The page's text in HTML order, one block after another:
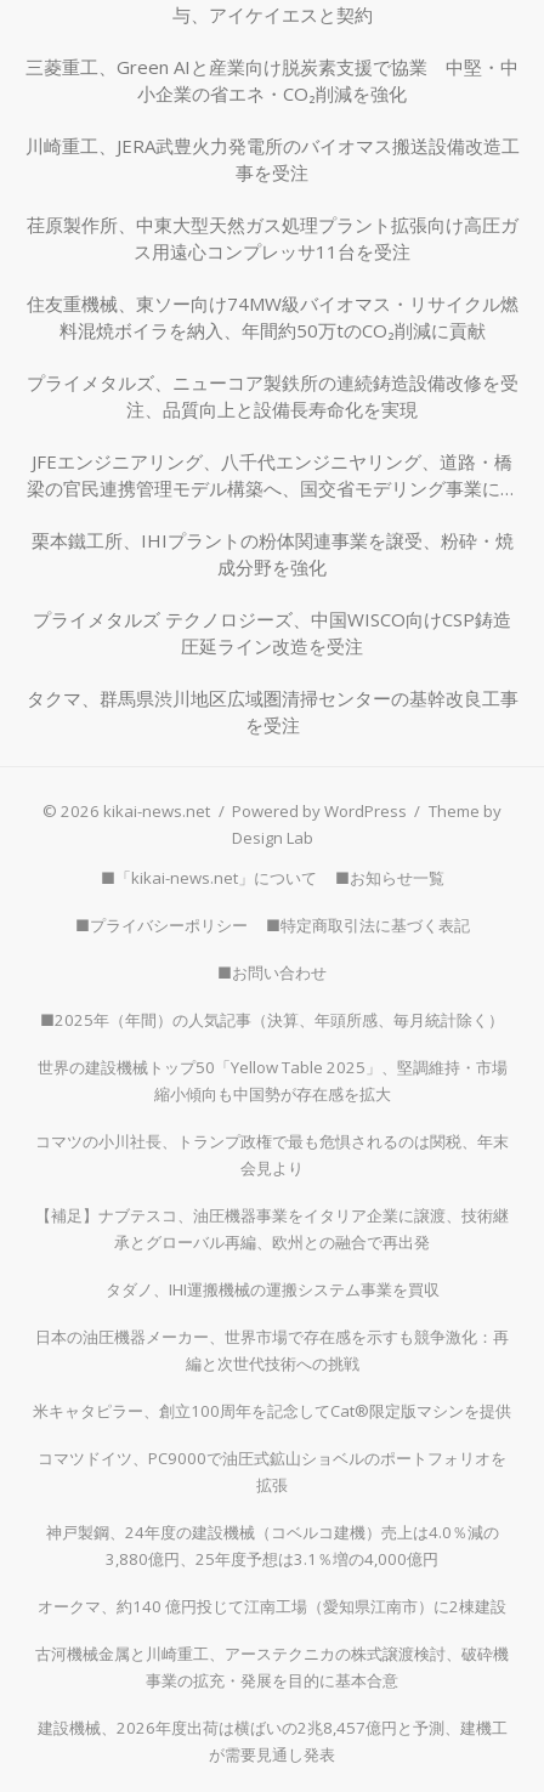
与、アイケイエスと契約
三菱重工、Green AIと産業向け脱炭素支援で協業 中堅・中
小企業の省エネ・CO₂削減を強化
川崎重工、JERA武豊火力発電所のバイオマス搬送設備改造工
事を受注
荏原製作所、中東大型天然ガス処理プラント拡張向け高圧ガ
ス用遠心コンプレッサ11台を受注
住友重機械、東ソー向け74MW級バイオマス・リサイクル燃
料混焼ボイラを納入、年間約50万tのCO₂削減に貢献
プライメタルズ、ニューコア製鉄所の連続鋳造設備改修を受
注、品質向上と設備長寿命化を実現
JFEエンジニアリング、八千代エンジニヤリング、道路・橋
梁の官民連携管理モデル構築へ、国交省モデリング事業に採
栗本鐵工所、IHIプラントの粉体関連事業を譲受、粉砕・焼
成分野を強化
プライメタルズ テクノロジーズ、中国WISCO向けCSP鋳造
圧延ライン改造を受注
タクマ、群馬県渋川地区広域圏清掃センターの基幹改良工事
を受注
© 2026 kikai-news.net / Powered by WordPress / Theme by
Design Lab
■「kikai-news.net」について
■お知らせ一覧
■プライバシーポリシー ■特定商取引法に基づく表記
■お問い合わせ
■2025年（年間）の人気記事（決算、年頭所感、毎月統計除く）
世界の建設機械トップ50「Yellow Table 2025」、堅調維持・市場
縮小傾向も中国勢が存在感を拡大
コマツの小川社長、トランプ政権で最も危惧されるのは関税、年末
会見より
【補足】ナブテスコ、油圧機器事業をイタリア企業に譲渡、技術継
承とグローバル再編、欧州との融合で再出発
タダノ、IHI運搬機械の運搬システム事業を買収
日本の油圧機器メーカー、世界市場で存在感を示すも競争激化：再
編と次世代技術への挑戦
米キャタピラー、創立100周年を記念してCat®限定版マシンを提供
コマツドイツ、PC9000で油圧式鉱山ショベルのポートフォリオを
拡張
神戸製鋼、24年度の建設機械（コベルコ建機）売上は4.0％減の
3,880億円、25年度予想は3.1％増の4,000億円
オークマ、約140 億円投じて江南工場（愛知県江南市）に2棟建設
古河機械金属と川崎重工、アーステクニカの株式譲渡検討、破砕機
事業の拡充・発展を目的に基本合意
建設機械、2026年度出荷は横ばいの2兆8,457億円と予測、建機工
が需要見通し発表